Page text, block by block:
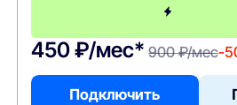
450 ₽/мес* 900 ₽/мес-
Подключить